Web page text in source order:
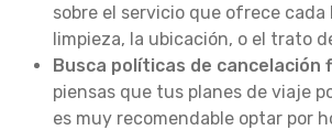
sobre el servicio que ofrece cada
limpieza, la ubicación, o el trato
Busca políticas de cancelación
piensas que tus planes de viaje
es muy recomendable optar por